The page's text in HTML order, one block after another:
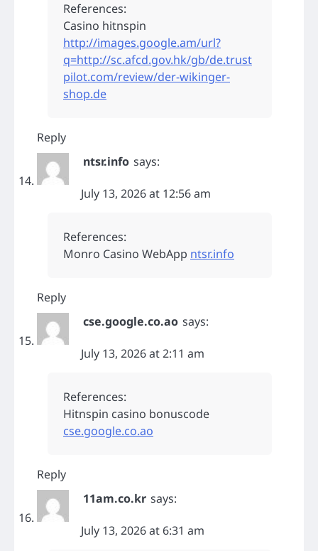
References:
Casino hitnspin
http://images.google.am/url?
q=http://sc.afcd.gov.hk/gb/de.trust
pilot.com/review/der-wikinger-
shop.de
Reply
ntsr.info says:
July 13, 2026 at 12:56 am
References:
Monro Casino WebApp ntsr.info
Reply
cse.google.co.ao says:
July 13, 2026 at 2:11 am
References:
Hitnspin casino bonuscode
cse.google.co.ao
Reply
11am.co.kr says:
July 13, 2026 at 6:31 am